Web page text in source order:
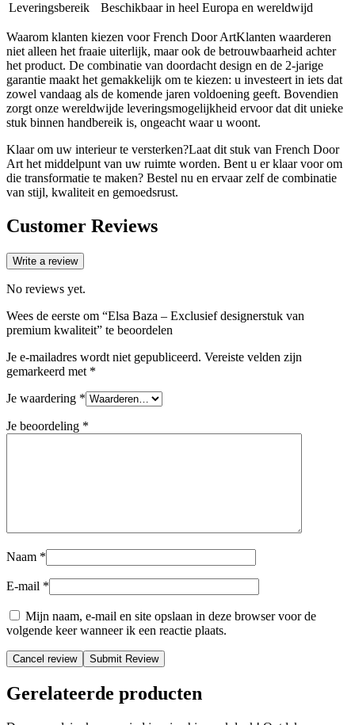
Leveringsbereik
Beschikbaar in heel Europa en wereldwijd
Waarom klanten kiezen voor French Door ArtKlanten waarderen
niet alleen het fraaie uiterlijk, maar ook de betrouwbaarheid achter
het product. De combinatie van doordacht design en de 2-jarige
garantie maakt het gemakkelijk om te kiezen: u investeert in iets dat
zowel vandaag als de komende jaren voldoening geeft. Bovendien
zorgt onze wereldwijde leveringsmogelijkheid ervoor dat dit unieke
stuk binnen handbereik is, ongeacht waar u woont.
Klaar om uw interieur te versterken?Laat dit stuk van French Door
Art het middelpunt van uw ruimte worden. Bent u er klaar voor om
die transformatie te maken? Bestel nu en ervaar zelf de combinatie
van stijl, kwaliteit en gemoedsrust.
Customer Reviews
Write a review
No reviews yet.
Wees de eerste om “Elsa Baza – Exclusief designerstuk van
premium kwaliteit” te beoordelen
Je e-mailadres wordt niet gepubliceerd. Vereiste velden zijn
gemarkeerd met *
Je waardering *
Je beoordeling *
Naam *
E-mail *
Mijn naam, e-mail en site opslaan in deze browser voor de
volgende keer wanneer ik een reactie plaats.
Cancel review
Gerelateerde producten